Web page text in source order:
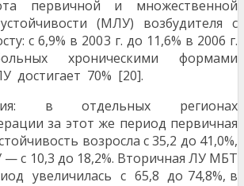
первичной и множественной
(МЛУ) возбудителя с
с 6,9% в 2003 г. до 11,6% в 2006 г.
хроническими формами
достигает 70% [20].
в отдельных регионах
за этот же период первичная
возросла с 35,2 до 41,0%,
с 10,3 до 18,2%. Вторичная ЛУ МБТ
увеличилась с 65,8 до 74,8%, в